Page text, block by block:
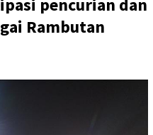
pencurian dan
Rambutan